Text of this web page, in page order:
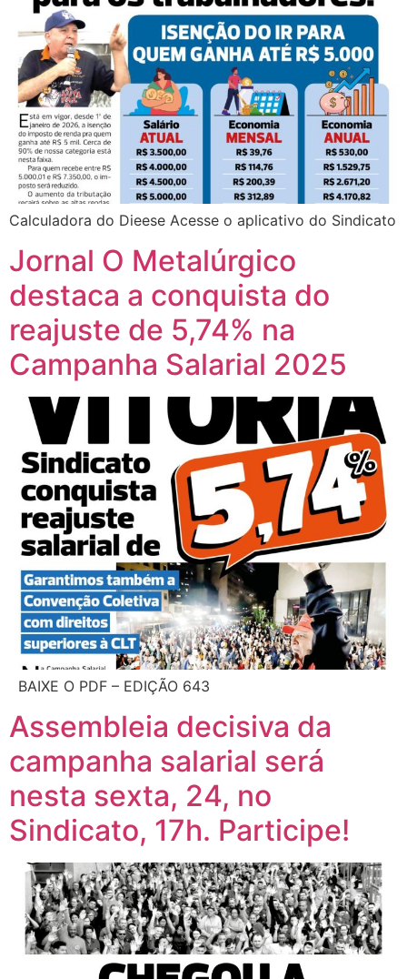
Calculadora do Dieese Acesse o aplicativo do Sindicato
Jornal O Metalúrgico
destaca a conquista do
reajuste de 5,74% na
Campanha Salarial 2025
BAIXE O PDF – EDIÇÃO 643
Assembleia decisiva da
campanha salarial será
nesta sexta, 24, no
Sindicato, 17h. Participe!